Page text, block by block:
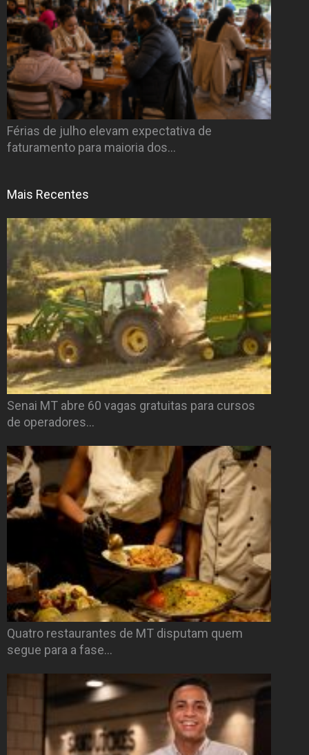
Férias de julho elevam expectativa de
faturamento para maioria dos…
Mais Recentes
Senai MT abre 60 vagas gratuitas para cursos
de operadores…
Quatro restaurantes de MT disputam quem
segue para a fase…